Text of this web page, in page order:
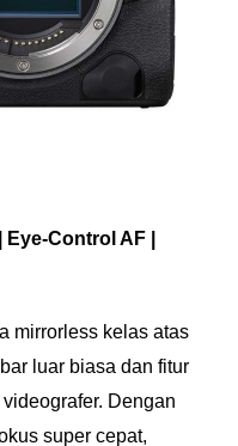
Control AF |
mirrorless kelas atas
luar biasa dan fitur
Dengan
super cepat,